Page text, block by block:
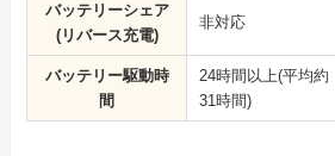
バッテリーシェア
(リバース充電)
非対応
バッテリー駆動時
間
24時間以上(平均約
31時間)